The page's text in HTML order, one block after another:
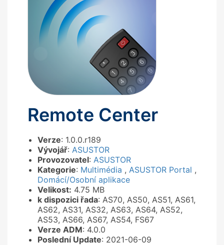
Remote Center
Verze: 1.0.0.r189
Vývojář: ASUSTOR
Provozovatel: ASUSTOR
Kategorie: Multimédia , ASUSTOR Portal ,
Domácí/Osobní aplikace
Velikost: 4.75 MB
k dispozici řada: AS70, AS50, AS51, AS61,
AS62, AS31, AS32, AS63, AS64, AS52,
AS53, AS66, AS67, AS54, FS67
Verze ADM: 4.0.0
Poslední Update: 2021-06-09